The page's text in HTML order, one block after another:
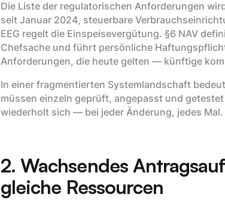
Die Liste der regulatorischen Anforderungen
seit Januar 2024, steuerbare
EEG regelt die Einspeisevergütung. §6 NAV
Chefsache und führt persönliche
Anforderungen, die heute gelten — künftige
In einer fragmentierten Systemlandschaft
müssen einzeln geprüft, angepasst und
wiederholt sich — bei jeder Änderung, jedes Mal.
2. Wachsendes
gleiche Ressourcen